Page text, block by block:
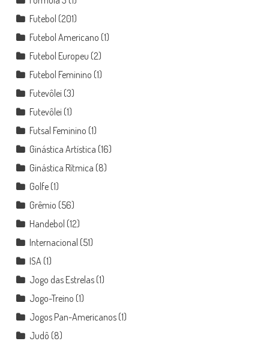
Futebol (201)
Futebol Americano (1)
Futebol Europeu (2)
Futebol Feminino (1)
Futevôlei (3)
Futevôlei (1)
Futsal Feminino (1)
Ginástica Artística (16)
Ginástica Rítmica (8)
Golfe(1)
Grêmio (56)
Handebol (12)
Internacional (51)
ISA (1)
Jogo das Estrelas(1)
Jogo-Treino (1)
Jogos Pan-Americanos(1)
Judô (8)